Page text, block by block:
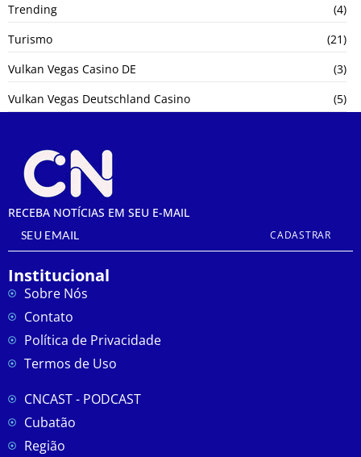
Trending
(4)
Turismo
(21)
Vulkan Vegas Casino DE
(3)
Vulkan Vegas Deutschland Casino
(5)
RECEBA NOTÍCIAS EM SEU E-MAIL
CADASTRAR
Institucional
Sobre Nós
Contato
Política de Privacidade
Termos de Uso
CNCAST - PODCAST
Cubatão
Região